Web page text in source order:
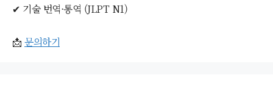
✔ 기술 번역·통역 (JLPT N1)
📩 문의하기